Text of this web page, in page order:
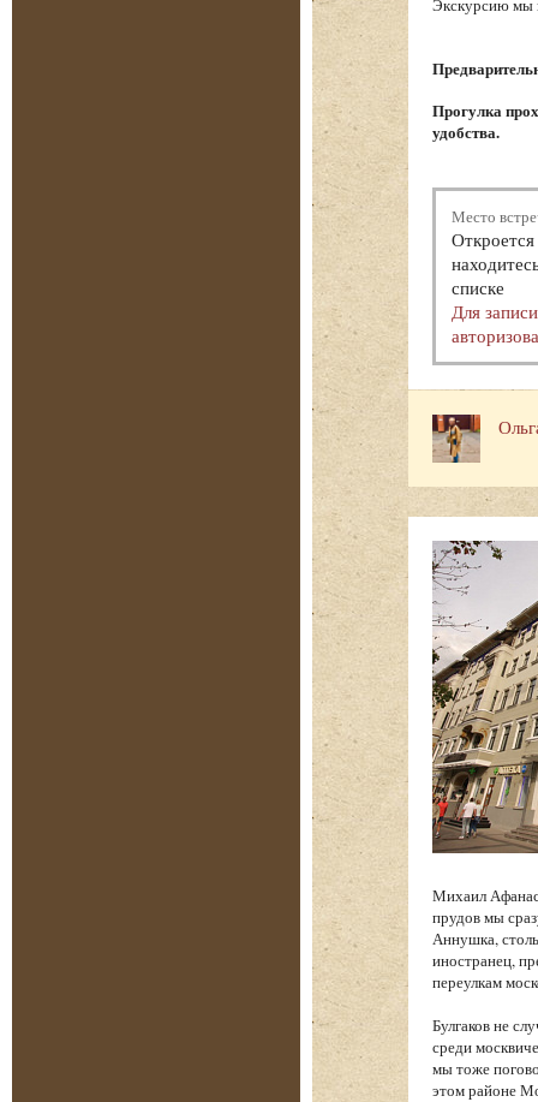
Экскурсию мы
Прогулка
удобства.
Место
списке
Для
Михаил
прудов мы
Аннушка,
иностранец,
переулкам
Булгаков не
среди
мы тоже
этом районе